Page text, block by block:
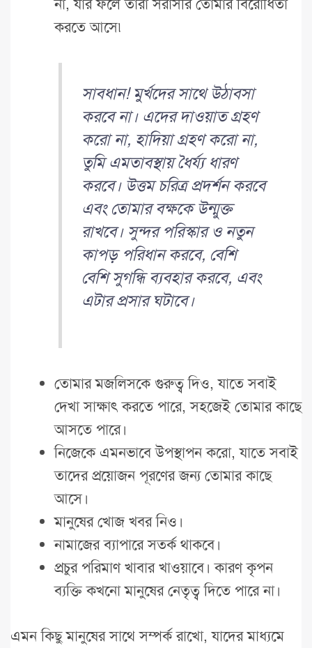
না, যার ফলে তারা সরাসরি তোমার বিরোধিতা
করতে আসে৷
সাবধান! মুর্খদের সাথে উঠাবসা
করবে না। এদের দাওয়াত গ্রহণ
করো না, হাদিয়া গ্রহণ করো না,
তুমি এমতাবস্থায় ধৈর্য্য ধারণ
করবে। উত্তম চরিত্র প্রদর্শন করবে
এবং তোমার বক্ষকে উন্মুক্ত
রাখবে। সুন্দর পরিস্কার ও নতুন
কাপড় পরিধান করবে, বেশি
বেশি সুগন্ধি ব্যবহার করবে, এবং
এটার প্রসার ঘটাবে।
তোমার মজলিসকে গুরুত্ব দিও, যাতে সবাই
দেখা সাক্ষাৎ করতে পারে, সহজেই তোমার কাছে
আসতে পারে।
নিজেকে এমনভাবে উপস্থাপন করো, যাতে সবাই
তাদের প্রয়োজন পূরণের জন্য তোমার কাছে
আসে।
মানুষের খোজ খবর নিও।
নামাজের ব্যাপারে সতর্ক থাকবে।
প্রচুর পরিমাণ খাবার খাওয়াবে। কারণ কৃপন
ব্যক্তি কখনো মানুষের নেতৃত্ব দিতে পারে না।
এমন কিছু মানুষের সাথে সম্পর্ক রাখো, যাদের মাধ্যমে